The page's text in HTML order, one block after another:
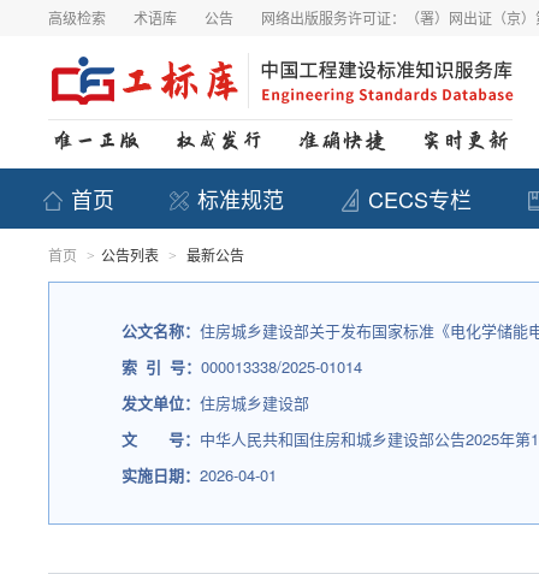
高级检索 术语库 公告 网络出版服务许可证：（署）网出证（京
首页 标准规范 CECS专栏
首页 > 公告列表 > 最新公告
公文名称： 住房城乡建设部关于发布国家标准《电化学储能
索 引 号： 000013338/2025-01014
发文单位： 住房城乡建设部
文 号： 中华人民共和国住房和城乡建设部公告2025年第
实施日期： 2026-04-01